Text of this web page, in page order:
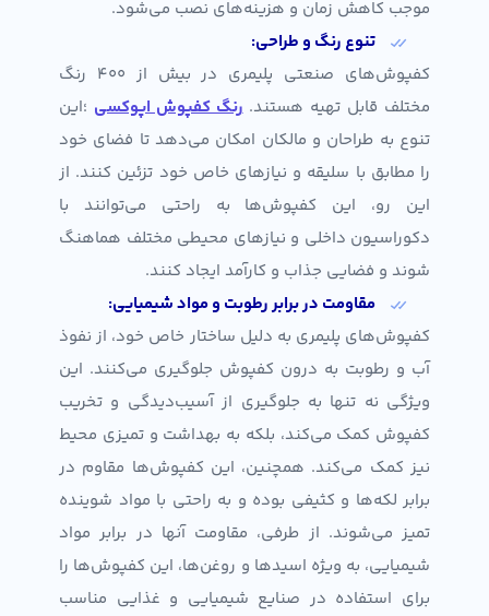
موجب کاهش زمان و هزینه‌های نصب می‌شود.
تنوع رنگ و طراحی:
کفپوش‌های صنعتی پلیمری در بیش از ۴۰۰ رنگ
مختلف قابل تهیه هستند.رنگ کفپوش اپوکسی ؛این
تنوع به طراحان و مالکان امکان می‌دهد تا فضای خود
را مطابق با سلیقه و نیازهای خاص خود تزئین کنند. از
این رو، این کفپوش‌ها به راحتی می‌توانند با
دکوراسیون داخلی و نیازهای محیطی مختلف هماهنگ
شوند و فضایی جذاب و کارآمد ایجاد کنند.
مقاومت در برابر رطوبت و مواد شیمیایی:
کفپوش‌های پلیمری به دلیل ساختار خاص خود، از نفوذ
آب و رطوبت به درون کفپوش جلوگیری می‌کنند. این
ویژگی نه تنها به جلوگیری از آسیب‌دیدگی و تخریب
کفپوش کمک می‌کند، بلکه به بهداشت و تمیزی محیط
نیز کمک می‌کند. همچنین، این کفپوش‌ها مقاوم در
برابر لکه‌ها و کثیفی بوده و به راحتی با مواد شوینده
تمیز می‌شوند. از طرفی، مقاومت آنها در برابر مواد
شیمیایی، به ویژه اسیدها و روغن‌ها، این کفپوش‌ها را
برای استفاده در صنایع شیمیایی و غذایی مناسب